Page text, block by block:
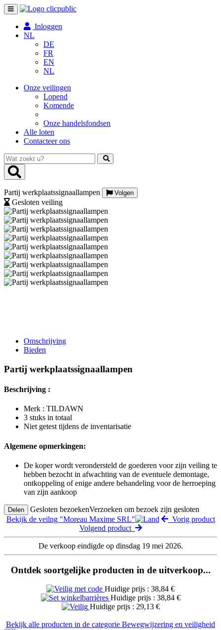
Toggle
navigation
Inloggen
NL
DE
FR
EN
NL
Onze veilingen
Lopend
Komende
Onze handelsfondsen
Alle loten
Contacteer ons
Wat
zoekt
u?
Partij werkplaatssignaallampen Volgen
Gesloten veiling
Omschrijving
Bieden
Partij werkplaatssignaallampen
Beschrijving :
Merk : TILDAWN
3 stuks in totaal
Niet getest tijdens de inventarisatie
Algemene opmerkingen:
De koper wordt verondersteld de goederen voor zijn veiling te
hebben bezocht in afwachting van de eventuele demontage,
ontkoppeling of enige andere behandeling voor de herroeping
van zijn aankoop
Delen Gesloten bezoekenVerzoeken om bezoek zijn gesloten
Bekijk de veilng "Moreau Maxime SRL"
Vorig product
Volgend product
De verkoop eindigde op dinsdag 19 mei 2026.
Ontdek soortgelijke producten in de uitverkoop...
Huidige prijs : 38,84 €
Huidige prijs : 38,84 €
Huidige prijs : 29,13 €
Bekijk alle producten in de categorie Bewegwijzering en veiligheid